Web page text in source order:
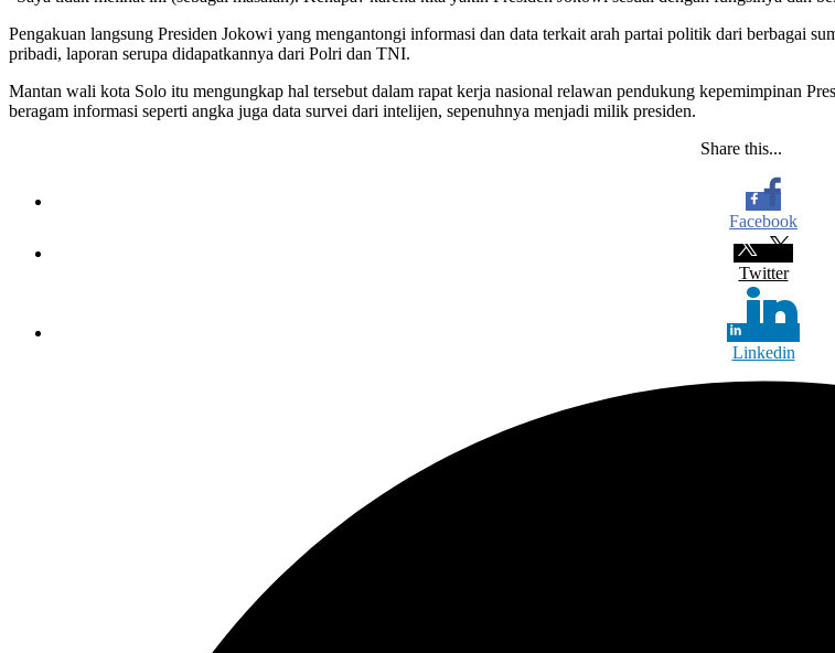
Pengakuan langsung Presiden Jokowi yang mengantongi informasi dan data terkait arah partai politik dari berbagai
pribadi, laporan serupa didapatkannya dari Polri dan TNI.
Mantan wali kota Solo itu mengungkap hal tersebut dalam rapat kerja nasional relawan pendukung kepemimpinan
beragam informasi seperti angka juga data survei dari intelijen, sepenuhnya menjadi milik presiden.
Share this...
Facebook
Twitter
Linkedin